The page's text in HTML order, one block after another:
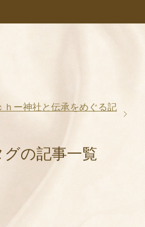
ｈー神社と伝承をめぐる記
グの記事一覧